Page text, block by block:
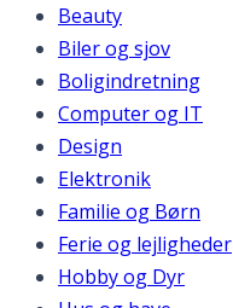
Beauty
Biler og sjov
Boligindretning
Computer og IT
Design
Elektronik
Familie og Børn
Ferie og lejligheder
Hobby og Dyr